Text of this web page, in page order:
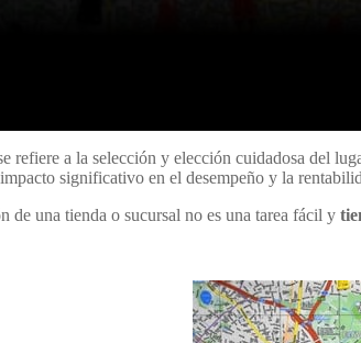
refiere a la selección y elección cuidadosa del
significativo en el desempeño y la
de una tienda o sucursal no es una tarea fácil y